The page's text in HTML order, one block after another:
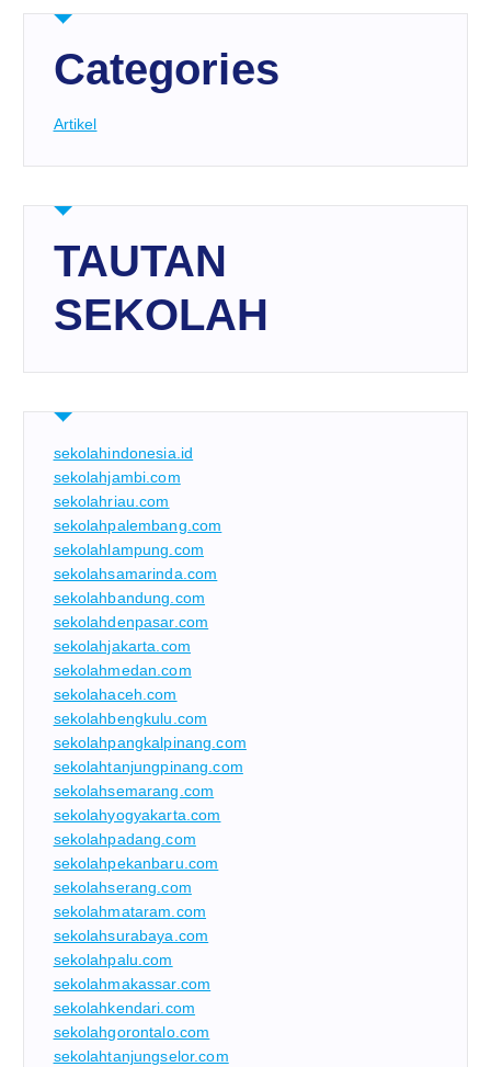
Categories
Artikel
TAUTAN
SEKOLAH
sekolahindonesia.id
sekolahjambi.com
sekolahriau.com
sekolahpalembang.com
sekolahlampung.com
sekolahsamarinda.com
sekolahbandung.com
sekolahdenpasar.com
sekolahjakarta.com
sekolahmedan.com
sekolahaceh.com
sekolahbengkulu.com
sekolahpangkalpinang.com
sekolahtanjungpinang.com
sekolahsemarang.com
sekolahyogyakarta.com
sekolahpadang.com
sekolahpekanbaru.com
sekolahserang.com
sekolahmataram.com
sekolahsurabaya.com
sekolahpalu.com
sekolahmakassar.com
sekolahkendari.com
sekolahgorontalo.com
sekolahtanjungselor.com